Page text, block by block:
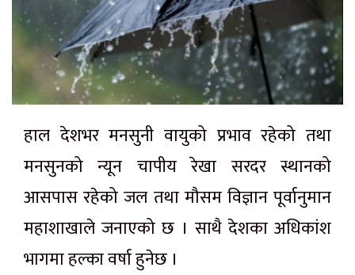
हाल देशभर मनसुनी वायुको प्रभाव रहेको तथा
मनसुनको न्यून चापीय रेखा सरदर स्थानको
आसपास रहेको जल तथा मौसम विज्ञान पूर्वानुमान
महाशाखाले जनाएको छ । साथै देशका अधिकांश
भागमा हल्का वर्षा हुनेछ ।